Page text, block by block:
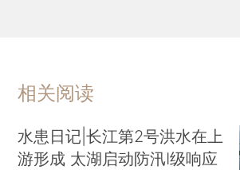
相关阅读
水患日记|长江第2号洪水在上
游形成 太湖启动防汛Ⅰ级响应